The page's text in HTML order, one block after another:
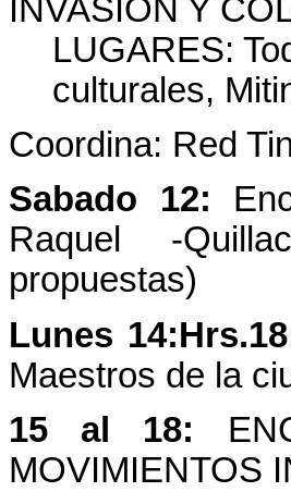
INVASION Y
LUGARES:
culturales,
Coordina: Red
Sabado 12:
Raquel -
propuestas)
Lunes
Maestros de la
15 al 18:
MOVIMIENTOS